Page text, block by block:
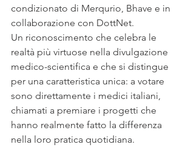
condizionato di Merqurio, Bhave e in
collaborazione con DottNet.
Un riconoscimento che celebra le
realtà più virtuose nella divulgazione
medico-scientifica e che si distingue
per una caratteristica unica: a votare
sono direttamente i medici italiani,
chiamati a premiare i progetti che
hanno realmente fatto la differenza
nella loro pratica quotidiana.